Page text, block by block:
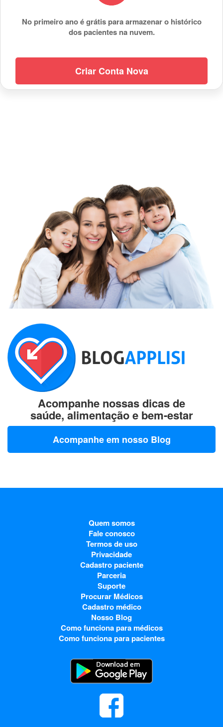
No primeiro ano é grátis para armazenar o histórico
dos pacientes na nuvem.
Criar Conta Nova
Acompanhe nossas dicas de
saúde, alimentação e bem-estar
Acompanhe em nosso Blog
Quem somos
Fale conosco
Termos de uso
Privacidade
Cadastro paciente
Parceria
Suporte
Procurar Médicos
Cadastro médico
Nosso Blog
Como funciona para médicos
Como funciona para pacientes